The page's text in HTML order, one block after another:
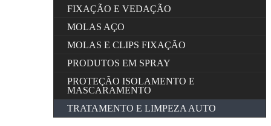
FIXAÇÃO E VEDAÇÃO
MOLAS AÇO
MOLAS E CLIPS FIXAÇÃO
PRODUTOS EM SPRAY
PROTEÇÃO ISOLAMENTO E
MASCARAMENTO
TRATAMENTO E LIMPEZA AUTO